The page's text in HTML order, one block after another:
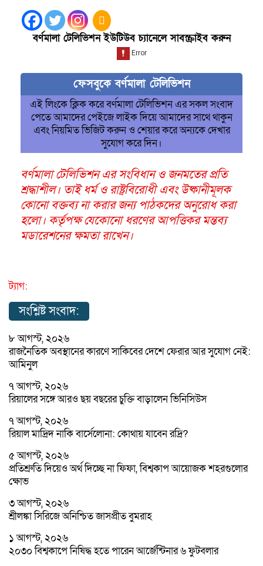
বর্ণমালা টেলিভিশন ইউটিউব চ্যানেলে সাবস্ক্রাইব করুন
ফেসবুকে বর্ণমালা টেলিভিশন
এই লিংকে ক্লিক করে বর্ণমালা টেলিভিশন এর সকল সংবাদ
পেতে আমাদের পেইজে লাইক দিয়ে আমাদের সাথে থাকুন
এবং নিয়মিত ভিজিট করুন ও শেয়ার করে অন্যকে দেখার
সুযোগ করে দিন।
বর্ণমালা টেলিভিশন এর সংবিধান ও জনমতের প্রতি
শ্রদ্ধাশীল। তাই ধর্ম ও রাষ্ট্রবিরোধী এবং উষ্কানীমূলক
কোনো বক্তব্য না করার জন্য পাঠকদের অনুরোধ করা
হলো। কর্তৃপক্ষ যেকোনো ধরণের আপত্তিকর মন্তব্য
মডারেশনের ক্ষমতা রাখেন।
ট্যাগ:
সংশ্লিষ্ট সংবাদ:
৮ আগস্ট, ২০২৬
রাজনৈতিক অবস্থানের কারণে সাকিবের দেশে ফেরার আর সুযোগ নেই:
আমিনুল
৭ আগস্ট, ২০২৬
রিয়ালের সঙ্গে আরও ছয় বছরের চুক্তি বাড়ালেন ভিনিসিউস
৭ আগস্ট, ২০২৬
রিয়াল মাদ্রিদ নাকি বার্সেলোনা: কোথায় যাবেন রদ্রি?
৫ আগস্ট, ২০২৬
প্রতিশ্রুতি দিয়েও অর্থ দিচ্ছে না ফিফা, বিশ্বকাপ আয়োজক শহরগুলোর
ক্ষোভ
৩ আগস্ট, ২০২৬
শ্রীলঙ্কা সিরিজে অনিশ্চিত জাসপ্রীত বুমরাহ
১ আগস্ট, ২০২৬
২০৩০ বিশ্বকাপে নিষিদ্ধ হতে পারেন আর্জেন্টিনার ৬ ফুটবলার